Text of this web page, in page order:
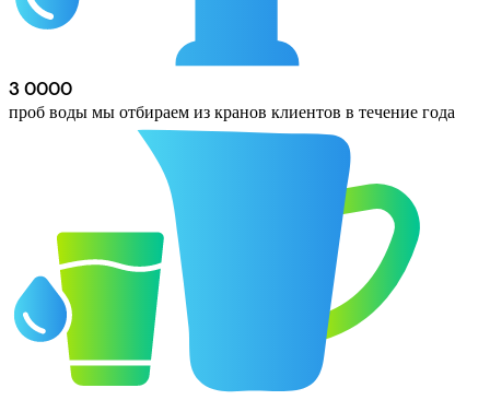
3 0000
проб воды мы отбираем из кранов клиентов в течение года